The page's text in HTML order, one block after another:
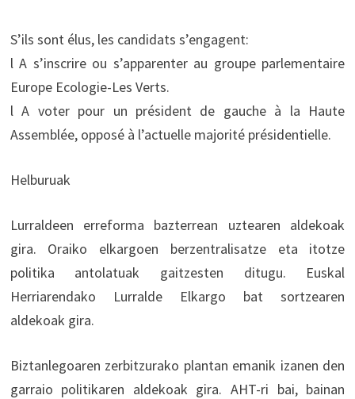
S’ils sont élus, les candidats s’engagent:
l A s’inscrire ou s’apparenter au groupe parlementaire
Europe Ecologie-Les Verts.
l A voter pour un président de gauche à la Haute
Assemblée, opposé à l’actuelle majorité présidentielle.
Helburuak
Lurraldeen erreforma bazterrean uztearen aldekoak
gira. Oraiko elkargoen berzentralisatze eta itotze
politika antolatuak gaitzesten ditugu. Euskal
Herriarendako Lurralde Elkargo bat sortzearen
aldekoak gira.
Biztanlegoaren zerbitzurako plantan emanik izanen den
garraio politikaren aldekoak gira. AHT-ri bai, bainan